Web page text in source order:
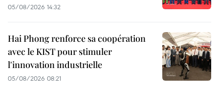
05/08/2026 14:32
Hai Phong renforce sa coopération
avec le KIST pour stimuler
l'innovation industrielle
05/08/2026 08:21